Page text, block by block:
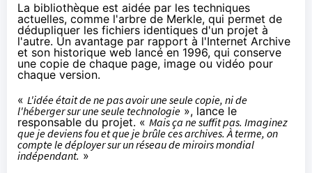
La bibliothèque est aidée par les techniques
actuelles, comme l'arbre de Merkle, qui permet de
dédupliquer les fichiers identiques d'un projet à
l'autre. Un avantage par rapport à l'Internet Archive
et son historique web lancé en 1996, qui conserve
une copie de chaque page, image ou vidéo pour
chaque version.
« L'idée était de ne pas avoir une seule copie, ni de
l'héberger sur une seule technologie », lance le
responsable du projet. « Mais ça ne suffit pas. Imaginez
que je deviens fou et que je brûle ces archives. À terme, on
compte le déployer sur un réseau de miroirs mondial
indépendant. »